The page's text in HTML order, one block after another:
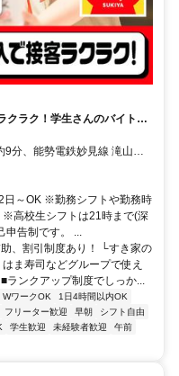
クラク！学生さんのバイトデ
9分、能勢電鉄妙見線 滝山徒
口徒歩約13分 絹延橋駅徒歩
～OK ※勤務シフトや勤務時
※高校生シフトは21時まで(深
申告制です。 ...
、割引制度あり！ └すき家の
ま寿司などグループで使え
ランクアップ制度でしっか...
WワークOK
1日4時間以内OK
フリーター歓迎 早朝
シフト自由
学生歓迎 未経験者歓迎
午前